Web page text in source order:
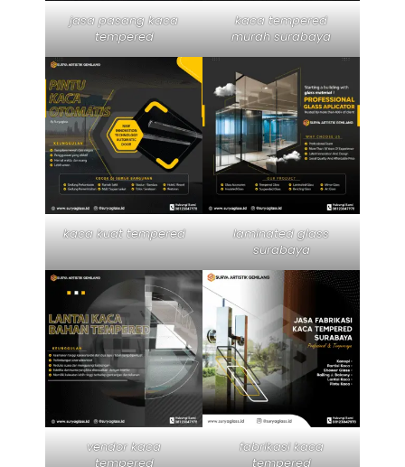
jasa pasang kaca
tempered
kaca tempered
murah surabaya
kaca kuat tempered
laminated glass
surabaya
vendor kaca
tempered
fabrikasi kaca
tempered